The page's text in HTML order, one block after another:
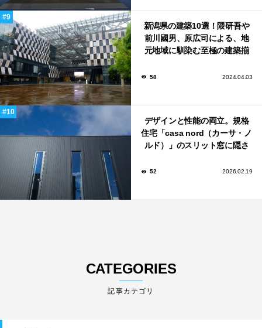
新潟県の建築10選！隈研吾や
前川國男、原広司による、地
元地域に馴染む至極の建築揃
58 2024.04.03
デザインと性能の両立。規格
住宅「casa nord（カーサ・ノ
ルド）」のスリット窓に隠さ
52 2026.02.19
CATEGORIES